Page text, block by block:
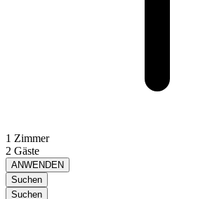
1 Zimmer
2 Gäste
ANWENDEN
Suchen
Suchen